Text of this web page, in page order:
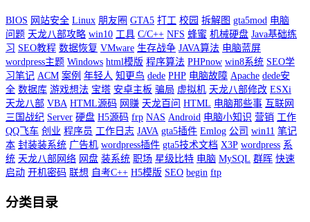
BIOS 网站安全 Linux 朋友圈 GTA5 打工 校园 拆解图 gta5mod 电脑
问题 天龙八部攻略 win10 工具 C/C++ NFS 蜂蜜 机械硬盘 Java基础练
习 SEO教程 数据恢复 VMware 生存战争 JAVA算法 电脑蓝屏
wordpress主题 Windows html模版 程序算法 PHPnow win8系统 SEO学
习笔记 ACM 案例 年轻人 知更鸟 dede PHP 电脑故障 Apache dede安
全 数据库 游戏想法 宝塔 安卓主板 骗局 虚拟机 天龙八部修改 ESXi
天龙八部 VBA HTML源码 网赚 天龙百问 HTML 电脑那些事 互联网
三国战纪 Server 硬盘 H5源码 frp NAS Android 电脑小知识 营销 工作
QQ飞车 创业 程序员 工作日志 JAVA gta5插件 Emlog 公司 win11 笔记
本 封装装系统 广告机 wordpress插件 gta5技术文档 X3P wordpress 系
统 天龙八部网络 网盘 装系统 职场 星级比特 电脑 MySQL 群晖 快速
启动 开机密码 联想 自考C++ H5模版 SEO begin ftp
分类目录